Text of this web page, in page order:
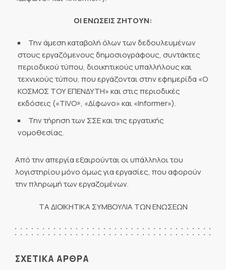
ΟΙ ΕΝΩΣΕΙΣ ΖΗΤΟΥΝ:
Την άμεση καταβολή όλων των δεδουλευμένων
στους εργαζόμενους δημοσιογράφους, συντάκτες
περιοδικού τύπου, διοικητικούς υπαλλήλους και
τεχνικούς τύπου, που εργάζονται στην εφημερίδα «Ο
ΚΟΣΜΟΣ ΤΟΥ ΕΠΕΝΔΥΤΗ» και στις περιοδικές
εκδόσεις («TIVO», «Δίφωνο» και «Informer»).
Την τήρηση των ΣΣΕ και της εργατικής
νομοθεσίας.
Από την απεργία εξαιρούνται οι υπάλληλοι του
λογιστηρίου μόνο όμως για εργασίες, που αφορούν
την πληρωμή των εργαζομένων.
ΤΑ ΔΙΟΙΚΗΤΙΚΑ ΣΥΜΒΟΥΛΙΑ ΤΩΝ ΕΝΩΣΕΩΝ
ΣΧΕΤΙΚΑ ΑΡΘΡΑ